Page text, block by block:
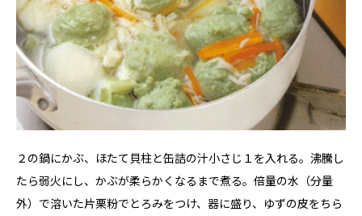
２の鍋にかぶ、ほたて貝柱と缶詰の汁小さじ１を入れる。沸騰し
たら弱火にし、かぶが柔らかくなるまで煮る。倍量の水（分量
外）で溶いた片栗粉でとろみをつけ、器に盛り、ゆずの皮をちら